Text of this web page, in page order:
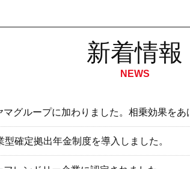
新着情報
NEWS
グループに加わりました。相乗効果をあ
型確定拠出年金制度を導入しました。